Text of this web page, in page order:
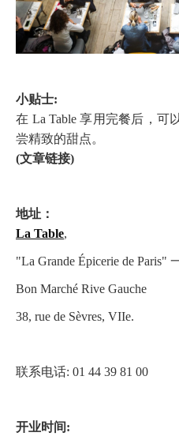
小贴士:
在 La Table 享用完餐后，可
尝精致的甜点。
(文章链接)
地址：
La Table,
"La Grande Épicerie de Paris"
Bon Marché Rive Gauche
38, rue de Sèvres, VIIe.
联系电话: 01 44 39 81 00
开业时间: